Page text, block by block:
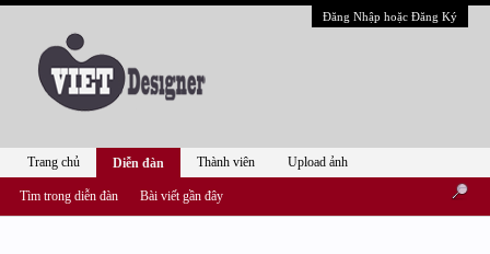
Đăng Nhập hoặc Đăng Ký
Trang chủ Diễn đàn
Tìm trong diễn đàn Bài viết gần đây
Thành viên Upload ảnh